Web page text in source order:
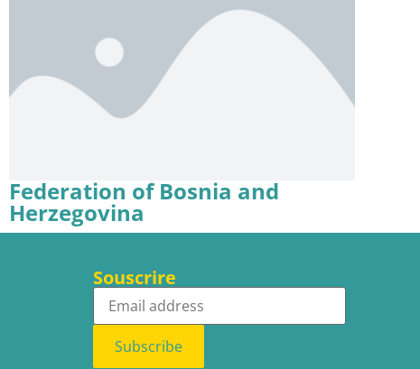
Federation of Bosnia and
Herzegovina
Souscrire
Subscribe